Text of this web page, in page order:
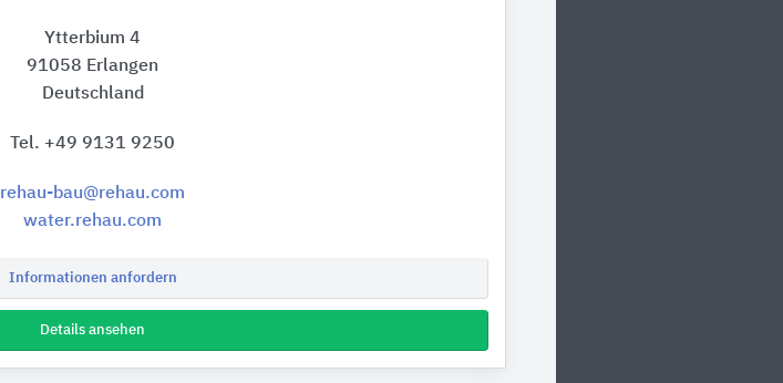
Ytterbium 4
91058 Erlangen
Deutschland
Tel. +49 9131 9250
rehau-bau@rehau.com
water.rehau.com
Informationen anfordern
Details ansehen